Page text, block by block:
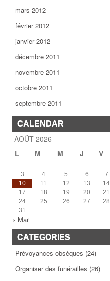
mars 2012
février 2012
janvier 2012
décembre 2011
novembre 2011
octobre 2011
septembre 2011
CALENDAR
AOÛT 2026
L
M M J V
3
4 5 6 7
10
11 12 13 14
17
18 19 20 21
24
25 26 27 28
31
« Mar
CATEGORIES
Prévoyances obsèques (24)
Organiser des funérailles (26)